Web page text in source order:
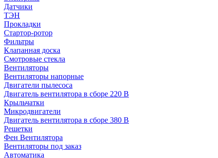
Датчики
ТЭН
Прокладки
Стартор-ротор
Фильтры
Клапанная доска
Смотровые стекла
Вентиляторы
Вентиляторы напорные
Двигатели пылесоса
Двигатель вентилятора в сборе 220 В
Крыльчатки
Микродвигатели
Двигатель вентилятора в сборе 380 В
Решетки
Фен Вентилятора
Вентиляторы под заказ
Автоматика